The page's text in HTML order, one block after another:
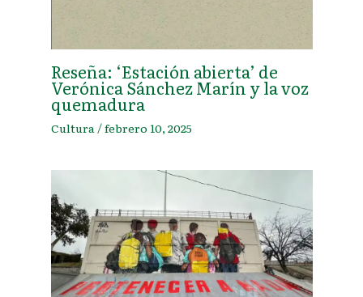
Reseña: ‘Estación abierta’ de
Verónica Sánchez Marín y la voz
quemadura
Cultura/febrero 10, 2025